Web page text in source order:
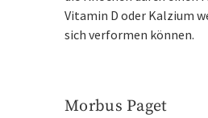
Vitamin D oder Kalzium
sich verformen können.
Morbus Paget